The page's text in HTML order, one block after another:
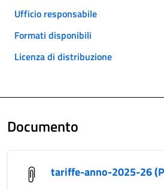
Ufficio responsabile
Formati disponibili
Licenza di distribuzione
Documento
tariffe-anno-2025-26